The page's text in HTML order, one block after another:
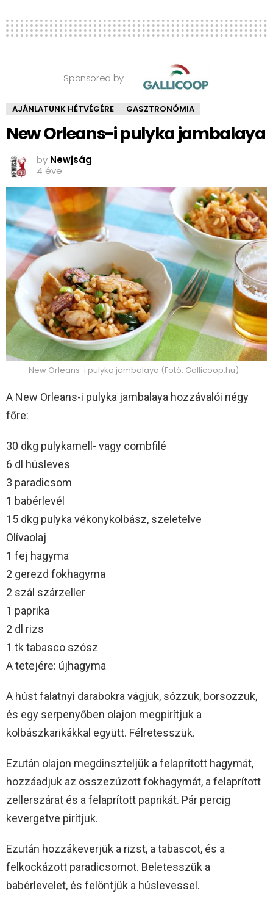
Sponsored by
AJÁNLATUNK HÉTVÉGÉRE GASZTRONÓMIA
New Orleans-i pulyka jambalaya
by Newjság
4 éve
New Orleans-i pulyka jambalaya (Fotó: Gallicoop.hu)
A New Orleans-i pulyka jambalaya hozzávalói négy
főre:
30 dkg pulykamell- vagy combfilé
6 dl húsleves
3 paradicsom
1 babérlevél
15 dkg pulyka vékonykolbász, szeletelve
Olívaolaj
1 fej hagyma
2 gerezd fokhagyma
2 szál szárzeller
1 paprika
2 dl rizs
1 tk tabasco szósz
A tetejére: újhagyma
A húst falatnyi darabokra vágjuk, sózzuk, borsozzuk,
és egy serpenyőben olajon megpirítjuk a
kolbászkarikákkal együtt. Félretesszük.
Ezután olajon megdinszteljük a felaprított hagymát,
hozzáadjuk az összezúzott fokhagymát, a felaprított
zellerszárat és a felaprított paprikát. Pár percig
kevergetve pirítjuk.
Ezután hozzákeverjük a rizst, a tabascot, és a
felkockázott paradicsomot. Beletesszük a
babérlevelet, és felöntjük a húslevessel.